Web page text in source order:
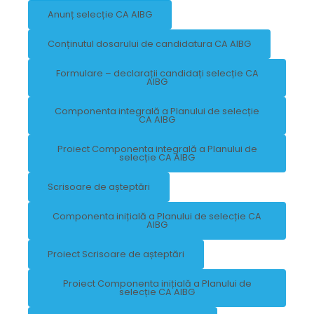
Anunț selecție CA AIBG
Conținutul dosarului de candidatura CA AIBG
Formulare – declarații candidați selecție CA
AIBG
Componenta integrală a Planului de selecție
CA AIBG
Proiect Componenta integrală a Planului de
selecție CA AIBG
Scrisoare de așteptări
Componenta inițială a Planului de selecție CA
AIBG
Proiect Scrisoare de așteptări
Proiect Componenta inițială a Planului de
selecție CA AIBG